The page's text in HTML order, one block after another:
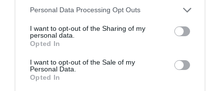
Personal Data Processing Opt Outs
I want to opt-out of the Sharing of my
personal data.
Opted In
I want to opt-out of the Sale of my
Personal Data.
Opted In